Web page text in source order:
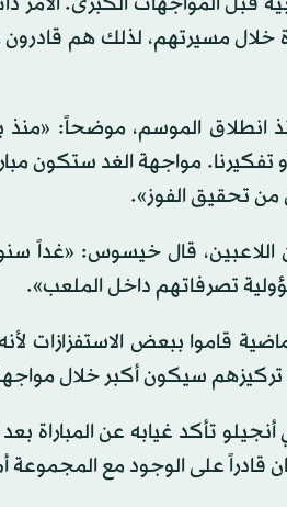
مسيرتهم، لذلك هم
انطلاق الموسم، موضحاً:
تفكيرنا. مواجهة الغد ستكون
تحقيق الفوز».
قال خيسوس: «غداً
تصرفاتهم داخل الملعب».
قاموا ببعض
تركيزهم سيكون أكبر خلال
تأكد غيابه عن المباراة
على الوجود مع المجموعة